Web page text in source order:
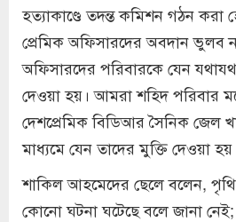
হত্যাকাণ্ডে তদন্ত কমিশন গঠন
প্রেমিক অফিসারদের অবদান ভুলব
অফিসারদের পরিবারকে যেন
দেওয়া হয়। আমরা শহিদ পরিবার
দেশপ্রেমিক বিডিআর সৈনিক জেল
মাধ্যমে যেন তাদের মুক্তি দেওয়া
শাকিল আহমেদের ছেলে বলেন,
কোনো ঘটনা ঘটেছে বলে জানা নেই;